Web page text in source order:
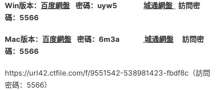
Win版本： 百度網盤 密碼：uyw5 城通網盤
訪問密
碼：5566
Mac版本： 百度網盤 密碼：6m3a 城通網盤 訪問密
碼：5566
https://url42.ctfile.com/f/9551542-538981423-fbdf8c（訪問
密碼：5566）